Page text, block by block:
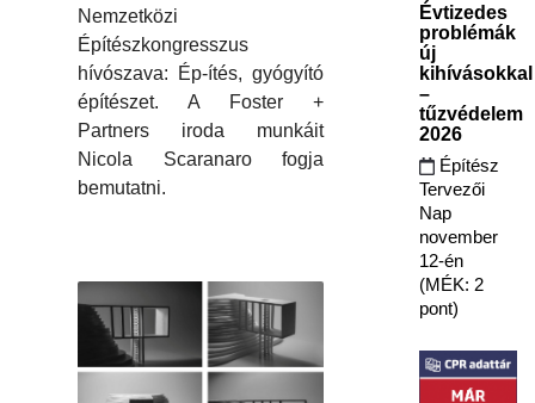
Nemzetközi
Építészkongresszus
hívószava: Ép-ítés, gyógyító
építészet. A Foster +
Partners iroda munkáit
Nicola Scaranaro fogja
bemutatni.
Évtizedes
problémák
új
kihívásokkal
–
tűzvédelem
2026
Építész
Tervezői
Nap
november
12-én
(MÉK: 2
pont)